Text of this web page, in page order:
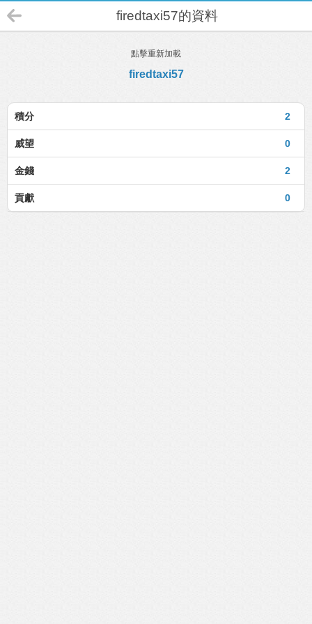
firedtaxi57的資料
點擊重新加載
firedtaxi57
2
積分
0
威望
2
金錢
0
貢獻